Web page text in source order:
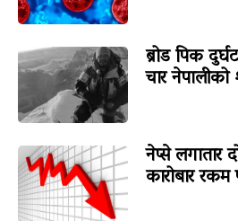
ब्रोड पिक
चार
नेप्से लगातार
कारोबार रकम